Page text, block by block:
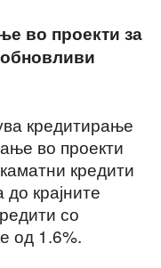
во проекти за
кредитирање
во проекти
кредити
крајните
со
од 1.6%.